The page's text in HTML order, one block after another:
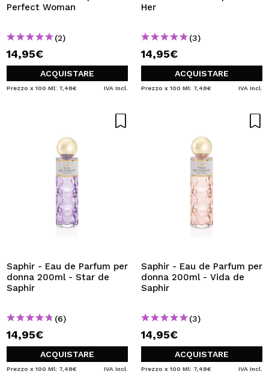
Perfect Woman
(2)
14,95€
ACQUISTARE
Prezzo x 100 Ml: 7,48€ IVA Incl.
Her
(3)
14,95€
ACQUISTARE
Prezzo x 100 Ml: 7,48€ IVA Incl.
Saphir - Eau de Parfum per
donna 200ml - Star de
Saphir
(6)
14,95€
ACQUISTARE
Prezzo x 100 Ml: 7,48€ IVA Incl.
Saphir - Eau de Parfum per
donna 200ml - Vida de
Saphir
(3)
14,95€
ACQUISTARE
Prezzo x 100 Ml: 7,48€ IVA Incl.